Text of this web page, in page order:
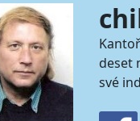
deset
své